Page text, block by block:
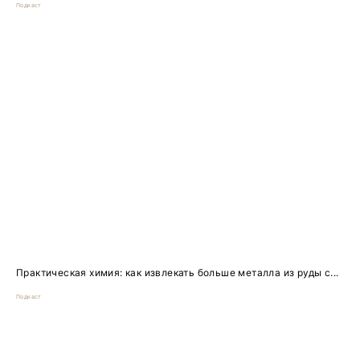
Подкаст
Практическая химия: как извлекать больше металла из руды с...
Подкаст